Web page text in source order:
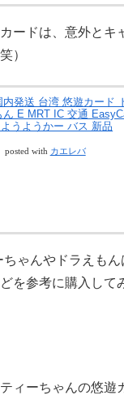
ードは、意外とキ
）
内発送 台湾 悠遊カード
E MRT IC 交通
うようかー バス 新品
posted with カエレバ
ゃんやドラえもん
を参考に購入して
ィーちゃんの悠遊